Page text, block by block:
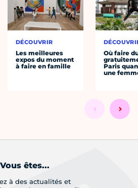
DÉCOUVRIR
Les meilleures
expos du moment
à faire en famille
Où faire
Paris
une
Vous êtes...
à des actualités et